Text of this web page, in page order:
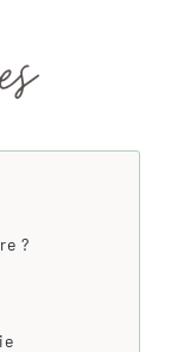
?